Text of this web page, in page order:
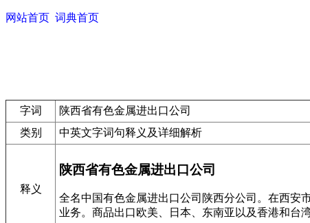
网站首页 词典首页
字词
陕西省有色金属进出口公司
类别
中英文字词句释义及详细解析
释义
陕西省有色金属进出口公司
全名中国有色金属进出口公司陕西分公司。在西安
业务。商品出口欧美、日本、东南亚以及香港和台